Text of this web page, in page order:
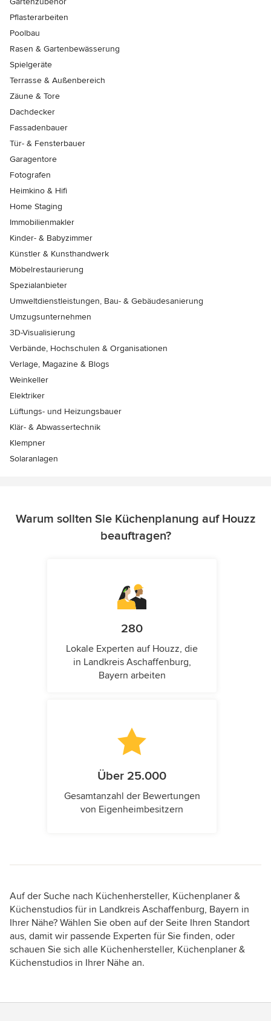
Pflasterarbeiten
Poolbau
Rasen & Gartenbewässerung
Spielgeräte
Terrasse & Außenbereich
Zäune & Tore
Dachdecker
Fassadenbauer
Tür- & Fensterbauer
Garagentore
Fotografen
Heimkino & Hifi
Home Staging
Immobilienmakler
Kinder- & Babyzimmer
Künstler & Kunsthandwerk
Möbelrestaurierung
Spezialanbieter
Umweltdienstleistungen, Bau- & Gebäudesanierung
Umzugsunternehmen
3D-Visualisierung
Verbände, Hochschulen & Organisationen
Verlage, Magazine & Blogs
Weinkeller
Elektriker
Lüftungs- und Heizungsbauer
Klär- & Abwassertechnik
Klempner
Solaranlagen
Warum sollten Sie Küchenplanung auf Houzz
beauftragen?
280
Lokale Experten auf Houzz, die
in Landkreis Aschaffenburg,
Bayern arbeiten
Über 25.000
Gesamtanzahl der Bewertungen
von Eigenheimbesitzern
Auf der Suche nach Küchenhersteller, Küchenplaner &
Küchenstudios für in Landkreis Aschaffenburg, Bayern in
Ihrer Nähe? Wählen Sie oben auf der Seite Ihren Standort
aus, damit wir passende Experten für Sie finden, oder
schauen Sie sich alle Küchenhersteller, Küchenplaner &
Küchenstudios in Ihrer Nähe an.